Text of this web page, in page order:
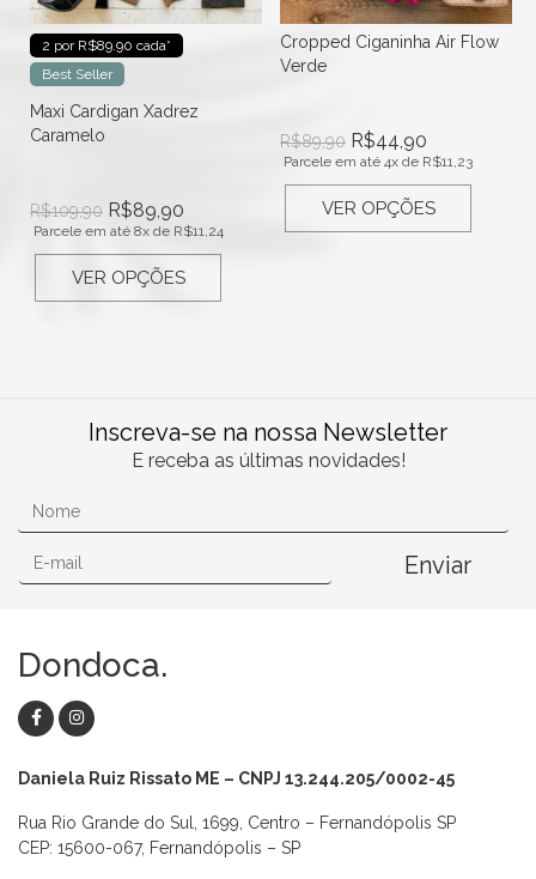
2 por R$89.90 cada*
Best Seller
Maxi Cardigan Xadrez
Caramelo
R$109,90 R$89,90
Parcele em até 8x de R$11,24
VER OPÇÕES
Cropped Ciganinha Air Flow
Verde
R$89,90 R$44,90
Parcele em até 4x de R$11,23
VER OPÇÕES
Inscreva-se na nossa Newsletter
E receba as últimas novidades!
Enviar
Dondoca.
Daniela Ruiz Rissato ME – CNPJ 13.244.205/0002-45
Rua Rio Grande do Sul, 1699, Centro – Fernandópolis SP
CEP: 15600-067, Fernandópolis – SP